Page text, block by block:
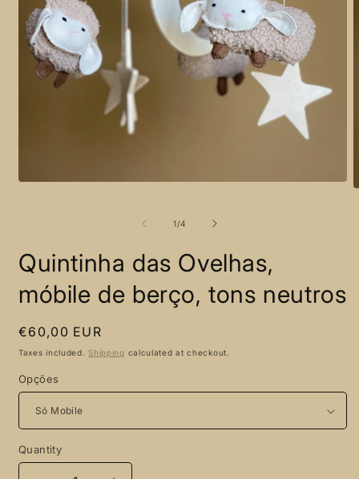
1/of
4
Quintinha das Ovelhas,
móbile de berço, tons neutros
Regular
price
€60,00 EUR
Taxes included. Shipping calculated at checkout.
Opções
Quantity
Quantity